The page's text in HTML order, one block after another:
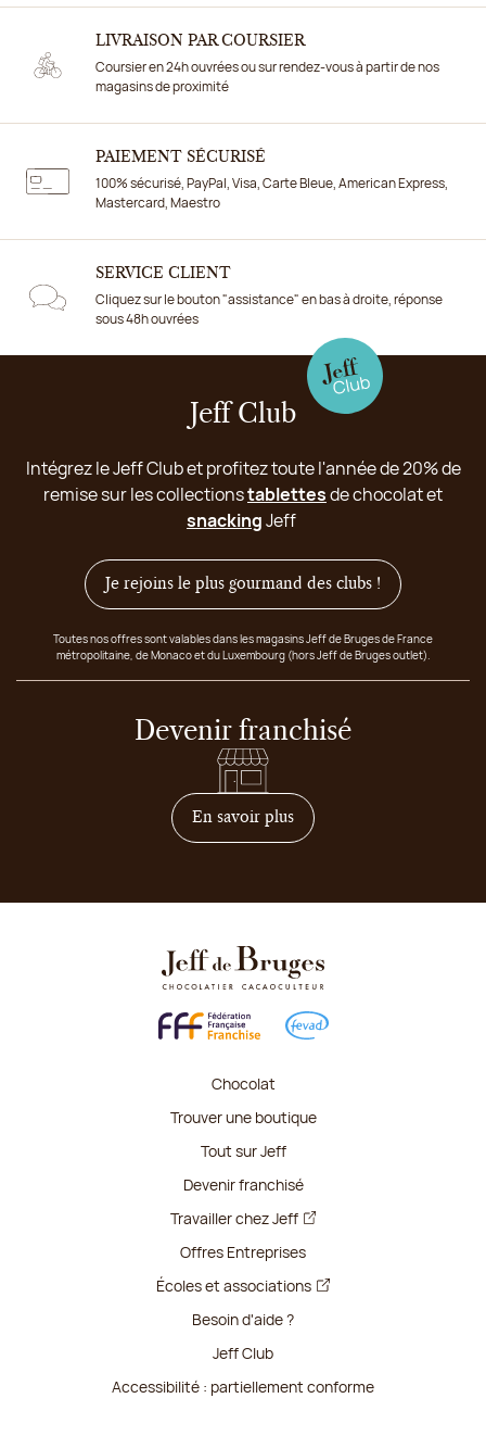
LIVRAISON PAR COURSIER
Coursier en 24h ouvrées ou sur rendez-vous à partir de nos
magasins de proximité
PAIEMENT SÉCURISÉ
100% sécurisé, PayPal, Visa, Carte Bleue, American Express,
Mastercard, Maestro
SERVICE CLIENT
Cliquez sur le bouton "assistance" en bas à droite, réponse
sous 48h ouvrées
Jeff Club
Intégrez le Jeff Club et profitez toute l'année de 20% de
remise sur les collectionstablettesde chocolat et
snackingJeff
Je rejoins le plus gourmand des clubs !
Toutes nos offres sont valables dans les magasins Jeff de Bruges de France
métropolitaine, de Monaco et du Luxembourg (hors Jeff de Bruges outlet).
Devenir franchisé
En savoir plussur comment devenir
Chocolat
Trouver une boutique
Tout sur Jeff
Devenir franchisé
Travailler chez Jeff
Offres Entreprises
Écoles et associations
Besoin d'aide ?
Jeff Club
Accessibilité : partiellement conforme